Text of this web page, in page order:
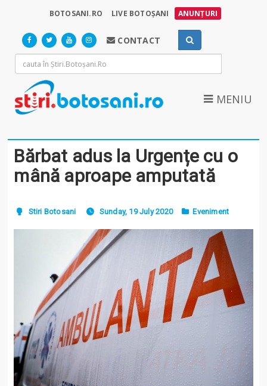
BOTOSANI.RO LIVE BOTOȘANI ANUNȚURI
CONTACT
MENIU
Bărbat adus la Urgențe cu o
mână aproape amputată
Stiri Botosani Sunday, 19 July 2020 Eveniment